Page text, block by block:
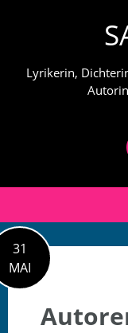
Lyrikerin,
31
MAI